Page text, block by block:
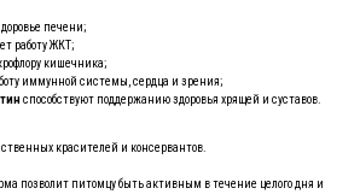
печени;
работу ЖКТ;
кишечника;
иммунной системы, сердца и зрения;
способствуют поддержанию здоровья хрящей и суставов.
красителей и консервантов.
позволит питомцу быть активным в течение целого дня и